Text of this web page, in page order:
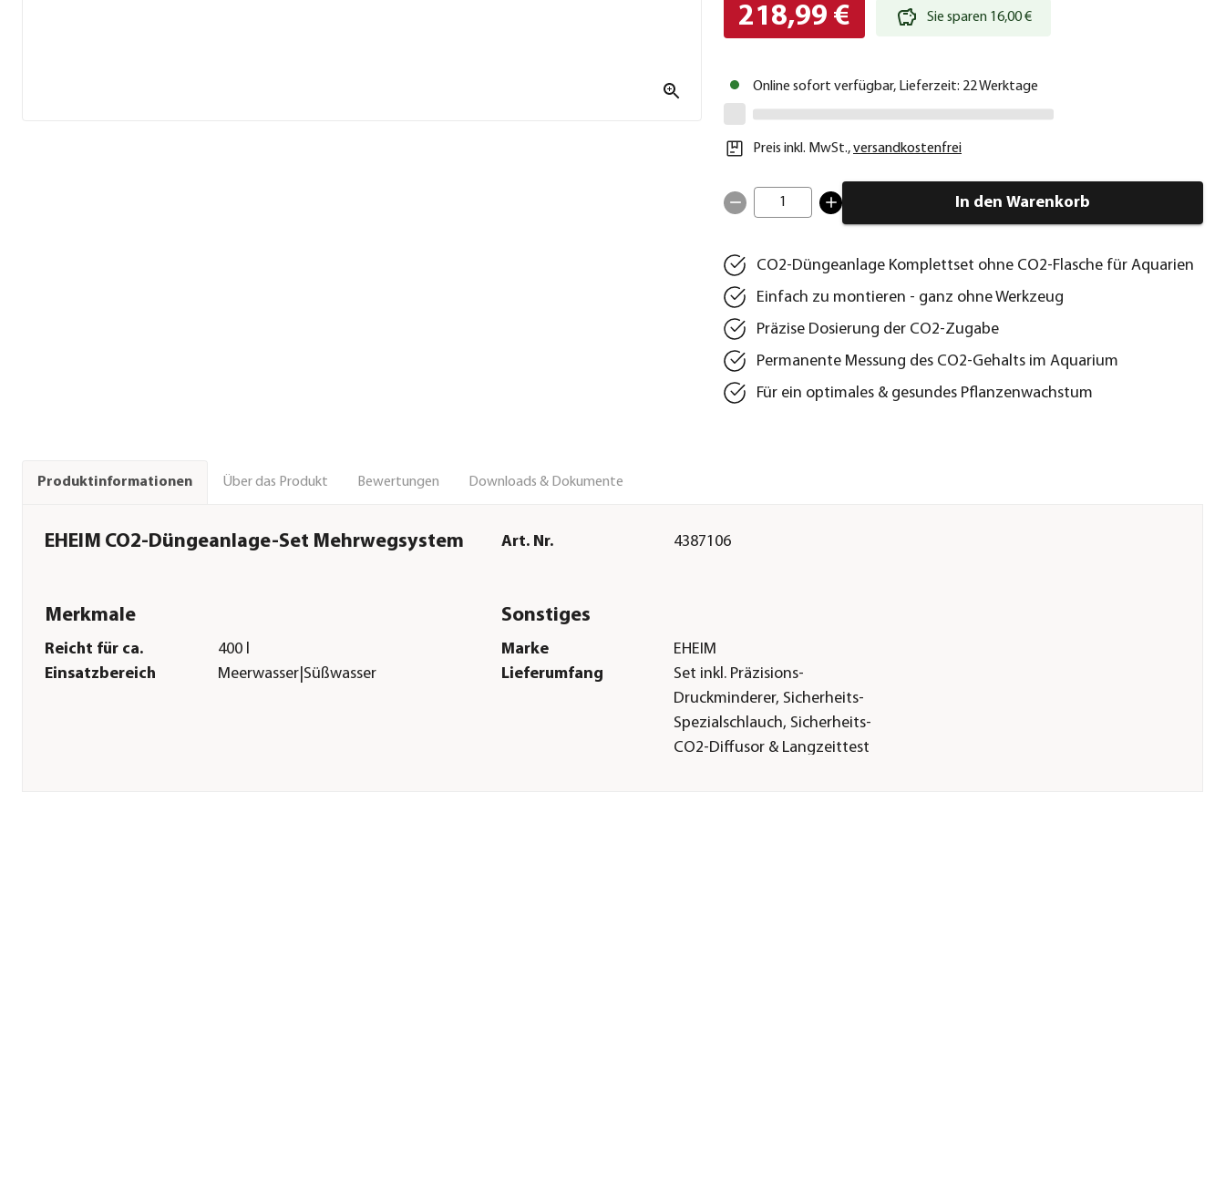
218,99 € Sie sparen 16,00 €
Online sofort verfügbar, Lieferzeit: 22 Werktage
Preis inkl. MwSt.,versandkostenfrei
1 In den Warenkorb
CO2-Düngeanlage Komplettset ohne CO2-Flasche für Aquarien
Einfach zu montieren - ganz ohne Werkzeug
Präzise Dosierung der CO2-Zugabe
Permanente Messung des CO2-Gehalts im Aquarium
Für ein optimales & gesundes Pflanzenwachstum
Produktinformationen Über das Produkt Bewertungen Downloads & Dokumente
EHEIM CO2-Düngeanlage-Set Mehrwegsystem Art. Nr. 4387106
Merkmale
Reicht für ca.
400 l
Einsatzbereich
Meerwasser|Süßwasser
Sonstiges
Marke
EHEIM
Lieferumfang
Set inkl. Präzisions-
Druckminderer, Sicherheits-
Spezialschlauch, Sicherheits-
CO2-Diffusor & Langzeittest